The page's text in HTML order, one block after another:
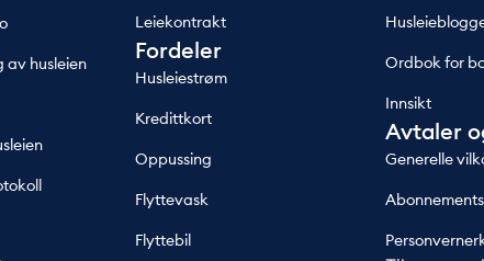
av husleien
Leiekontrakt
Fordeler
Husleiestrøm
Kredittkort
Oppussing
Flyttevask
Flyttebil
Ordbok for
Innsikt
Avtaler
Generelle